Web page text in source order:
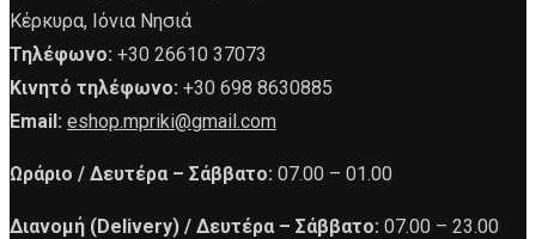
Κέρκυρα, Ιόνια Νησιά
Τηλέφωνο: +30 26610 37073
Κινητό τηλέφωνο: +30 698 8630885
Email: eshop.mpriki@gmail.com
Ωράριο / Δευτέρα – Σάββατο: 07.00 – 01.00
Διανομή (Delivery) / Δευτέρα – Σάββατο: 07.00 – 23.00